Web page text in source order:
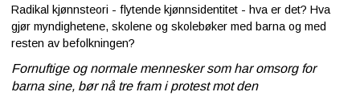
Radikal kjønnsteori - flytende kjønnsidentitet - hva er det? Hva
gjør myndighetene, skolene og skolebøker med barna og med
resten av befolkningen?
Fornuftige og normale mennesker som har omsorg for
barna sine, bør nå tre fram i protest mot den